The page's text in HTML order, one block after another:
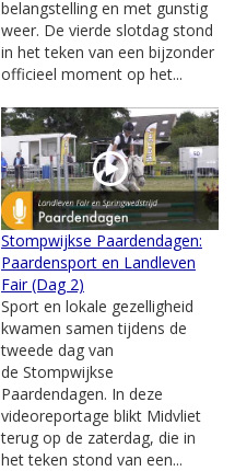
belangstelling en met gunstig
weer. De vierde slotdag stond
in het teken van een bijzonder
officieel moment op het...
Stompwijkse Paardendagen:
Paardensport en Landleven
Fair (Dag 2)
Sport en lokale gezelligheid
kwamen samen tijdens de
tweede dag van
de Stompwijkse
Paardendagen. In deze
videoreportage blikt Midvliet
terug op de zaterdag, die in
het teken stond van een...